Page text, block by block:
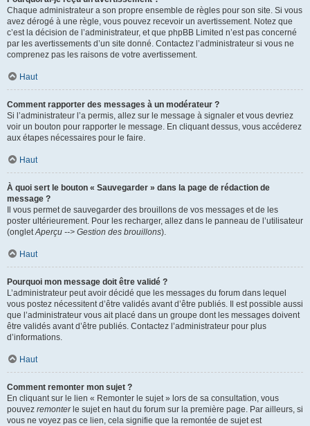
Chaque administrateur a son propre ensemble de règles pour son site. Si vous
avez dérogé à une règle, vous pouvez recevoir un avertissement. Notez que
c’est la décision de l’administrateur, et que phpBB Limited n’est pas concerné
par les avertissements d’un site donné. Contactez l’administrateur si vous ne
comprenez pas les raisons de votre avertissement.
Haut
Comment rapporter des messages à un modérateur ?
Si l’administrateur l’a permis, allez sur le message à signaler et vous devriez
voir un bouton pour rapporter le message. En cliquant dessus, vous accéderez
aux étapes nécessaires pour le faire.
Haut
À quoi sert le bouton « Sauvegarder » dans la page de rédaction de
message ?
Il vous permet de sauvegarder des brouillons de vos messages et de les
poster ultérieurement. Pour les recharger, allez dans le panneau de l’utilisateur
(ongletAperçu --> Gestion des brouillons).
Haut
Pourquoi mon message doit être validé ?
L’administrateur peut avoir décidé que les messages du forum dans lequel
vous postez nécessitent d’être validés avant d’être publiés. Il est possible aussi
que l’administrateur vous ait placé dans un groupe dont les messages doivent
être validés avant d’être publiés. Contactez l’administrateur pour plus
d’informations.
Haut
Comment remonter mon sujet ?
En cliquant sur le lien « Remonter le sujet » lors de sa consultation, vous
pouvez remonterle sujet en haut du forum sur la première page. Par ailleurs, si
vous ne voyez pas ce lien, cela signifie que la remontée de sujet est